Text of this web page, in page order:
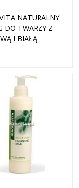
NATURALNY
DO TWARZY Z
I BIAŁĄ
50ML